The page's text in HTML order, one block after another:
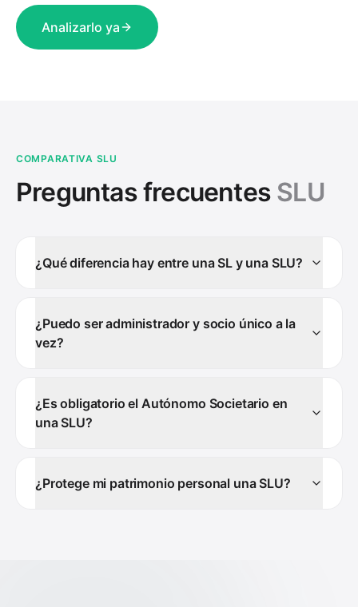
Analizarlo ya
COMPARATIVA SLU
Preguntas frecuentes SLU
¿Qué diferencia hay entre una SL y una SLU?
¿Puedo ser administrador y socio único a la
vez?
¿Es obligatorio el Autónomo Societario en
una SLU?
¿Protege mi patrimonio personal una SLU?